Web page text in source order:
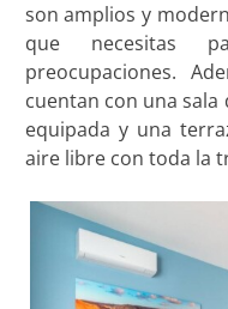
son amplios y
que necesitas
preocupaciones.
cuentan con una
equipada y una
aire libre con toda la